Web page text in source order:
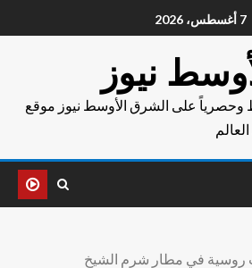
7 أغسطس، 2026
نيوز
وحصرياً على الشرق الأوسط نيوز موقع
روسية في مطار شرم الشيخ